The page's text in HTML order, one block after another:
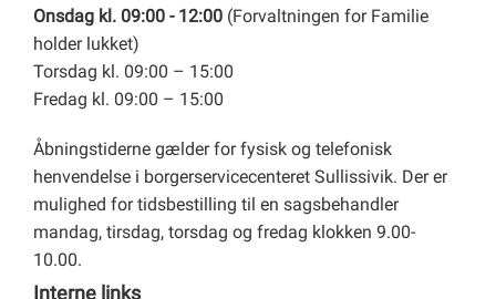
Onsdag kl. 09:00 - 12:00 (Forvaltningen for Familie
holder lukket)
Torsdag kl. 09:00 – 15:00
Fredag kl. 09:00 – 15:00
Åbningstiderne gælder for fysisk og telefonisk
henvendelse i borgerservicecenteret Sullissivik. Der er
mulighed for tidsbestilling til en sagsbehandler
mandag, tirsdag, torsdag og fredag klokken 9.00-
10.00.
Interne links